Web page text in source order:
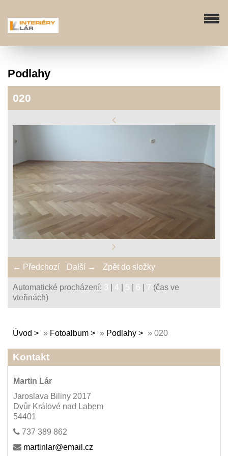
Podlahy
020
← Předchozí Další → Zpět do složky
Automatické procházení: 3 4 5 6 7 (čas ve
vteřinách)
Úvod » Fotoalbum » Podlahy » 020
Kontakt
Martin Lár
Jaroslava Biliny 2017
Dvůr Králové nad Labem
54401
737 389 862
martinlar@email.cz